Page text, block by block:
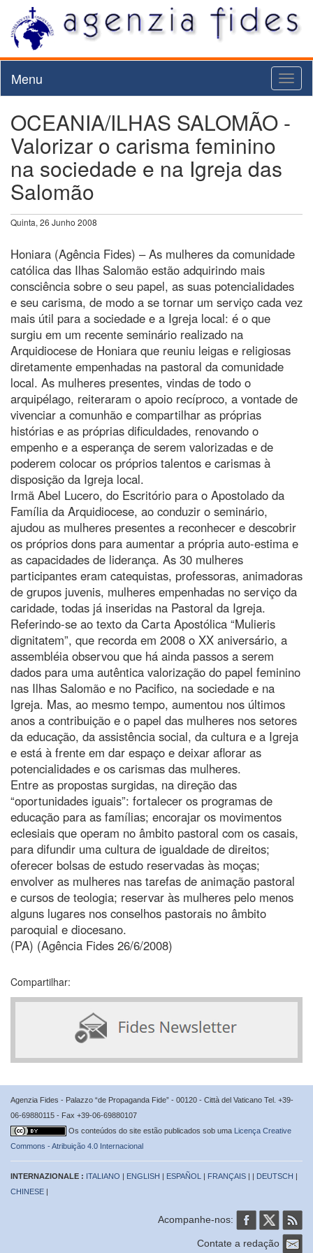
Menu
OCEANIA/ILHAS SALOMÃO -
Valorizar o carisma feminino
na sociedade e na Igreja das
Salomão
Quinta, 26 Junho 2008
Honiara (Agência Fides) – As mulheres da comunidade
católica das Ilhas Salomão estão adquirindo mais
consciência sobre o seu papel, as suas potencialidades
e seu carisma, de modo a se tornar um serviço cada vez
mais útil para a sociedade e a Igreja local: é o que
surgiu em um recente seminário realizado na
Arquidiocese de Honiara que reuniu leigas e religiosas
diretamente empenhadas na pastoral da comunidade
local. As mulheres presentes, vindas de todo o
arquipélago, reiteraram o apoio recíproco, a vontade de
vivenciar a comunhão e compartilhar as próprias
histórias e as próprias dificuldades, renovando o
empenho e a esperança de serem valorizadas e de
poderem colocar os próprios talentos e carismas à
disposição da Igreja local.
Irmã Abel Lucero, do Escritório para o Apostolado da
Família da Arquidiocese, ao conduzir o seminário,
ajudou as mulheres presentes a reconhecer e descobrir
os próprios dons para aumentar a própria auto-estima e
as capacidades de liderança. As 30 mulheres
participantes eram catequistas, professoras, animadoras
de grupos juvenis, mulheres empenhadas no serviço da
caridade, todas já inseridas na Pastoral da Igreja.
Referindo-se ao texto da Carta Apostólica “Mulieris
dignitatem”, que recorda em 2008 o XX aniversário, a
assembléia observou que há ainda passos a serem
dados para uma autêntica valorização do papel feminino
nas Ilhas Salomão e no Pacifico, na sociedade e na
Igreja. Mas, ao mesmo tempo, aumentou nos últimos
anos a contribuição e o papel das mulheres nos setores
da educação, da assistência social, da cultura e a Igreja
e está à frente em dar espaço e deixar aflorar as
potencialidades e os carismas das mulheres.
Entre as propostas surgidas, na direção das
“oportunidades iguais”: fortalecer os programas de
educação para as famílias; encorajar os movimentos
eclesiais que operam no âmbito pastoral com os casais,
para difundir uma cultura de igualdade de direitos;
oferecer bolsas de estudo reservadas às moças;
envolver as mulheres nas tarefas de animação pastoral
e cursos de teologia; reservar às mulheres pelo menos
alguns lugares nos conselhos pastorais no âmbito
paroquial e diocesano.
(PA) (Agência Fides 26/6/2008)
Compartilhar:
Agenzia Fides - Palazzo “de Propaganda Fide” - 00120 - Città del Vaticano Tel. +39-
06-69880115 - Fax +39-06-69880107
Os conteúdos do site estão publicados sob uma Licença Creative
Commons - Atribuição 4.0 Internacional
INTERNAZIONALE : ITALIANO | ENGLISH | ESPAÑOL | FRANÇAIS | | DEUTSCH |
CHINESE |
Acompanhe-nos:
Contate a redação